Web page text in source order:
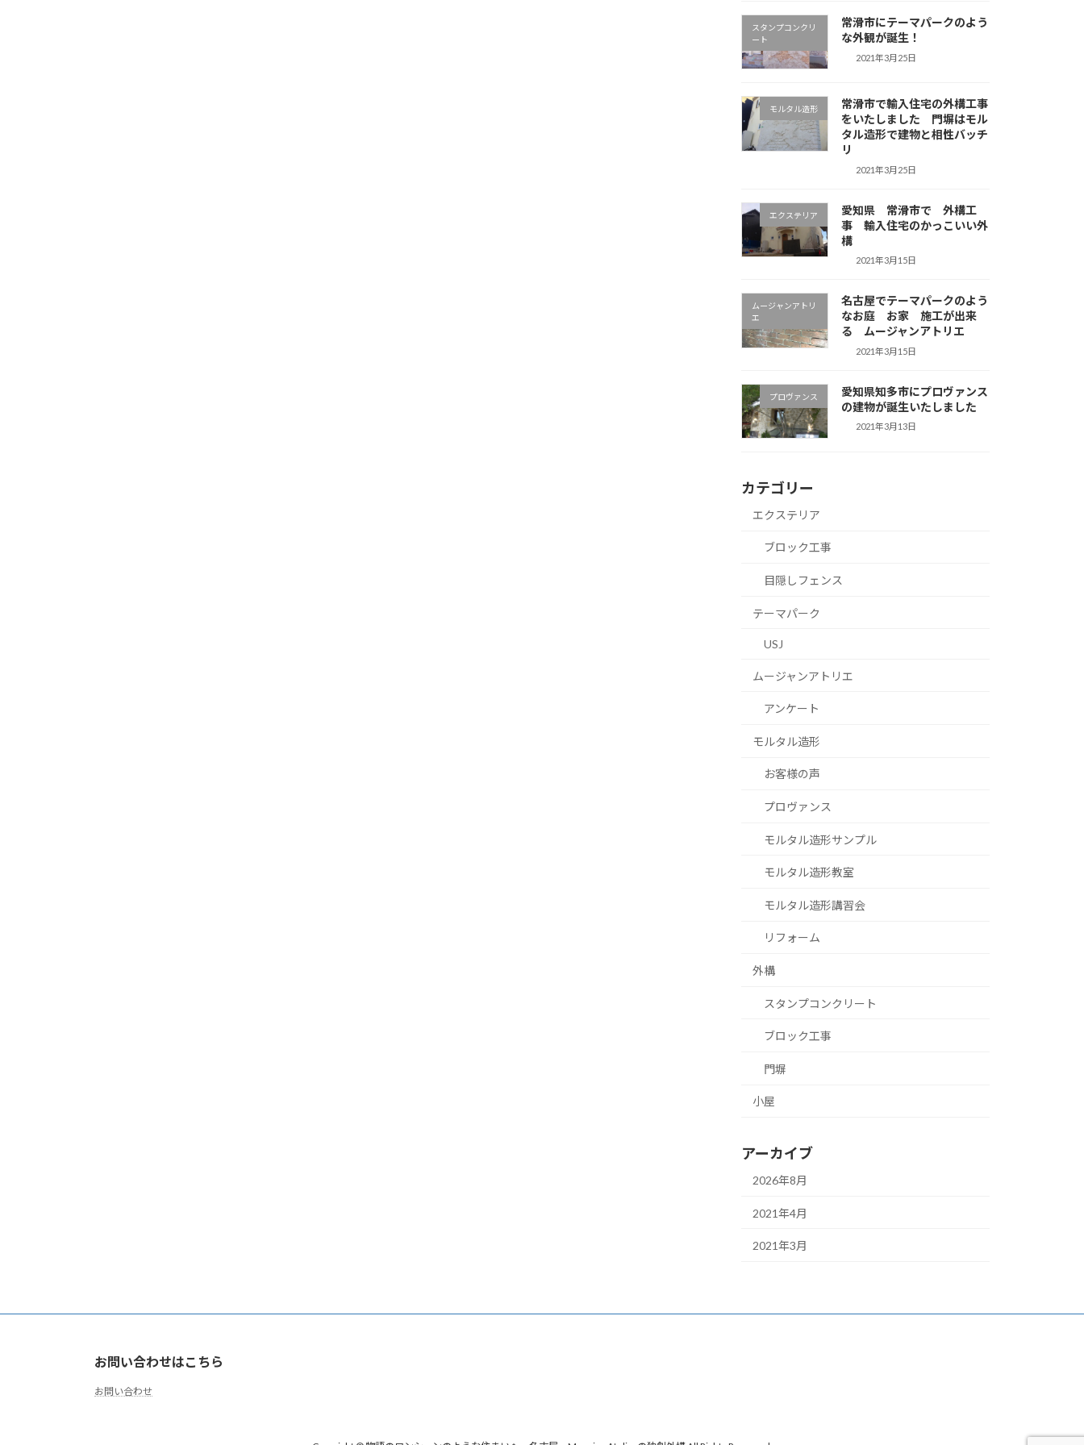
スタンプコンクリ
ート
常滑市にテーマパークのよう
な外観が誕生！
2021年3月25日
モルタル造形
常滑市で輸入住宅の外構工事
をいたしました 門塀はモル
タル造形で建物と相性バッチ
リ
2021年3月25日
エクステリア
愛知県 常滑市で 外構工
事 輸入住宅のかっこいい外
構
2021年3月15日
ムージャンアトリ
エ
名古屋でテーマパークのよう
なお庭 お家 施工が出来
る ムージャンアトリエ
2021年3月15日
プロヴァンス
愛知県知多市にプロヴァンス
の建物が誕生いたしました
2021年3月13日
カテゴリー
エクステリア
ブロック工事
目隠しフェンス
テーマパーク
USJ
ムージャンアトリエ
アンケート
モルタル造形
お客様の声
プロヴァンス
モルタル造形サンプル
モルタル造形教室
モルタル造形講習会
リフォーム
外構
スタンプコンクリート
ブロック工事
門塀
小屋
アーカイブ
2026年8月
2021年4月
2021年3月
お問い合わせはこちら
お問い合わせ